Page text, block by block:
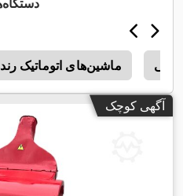
ماشین‌های اتوماتیک
آگهی کوچک